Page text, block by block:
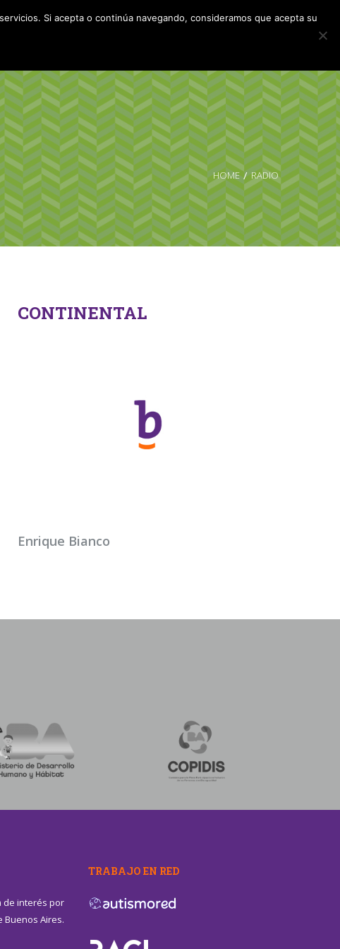
HOME RADIO
CONTINENTAL
Enrique Bianco
de interés por
Buenos Aires.
TRABAJO EN RED
Si acepta o continúa navegando, consideramos que acepta su